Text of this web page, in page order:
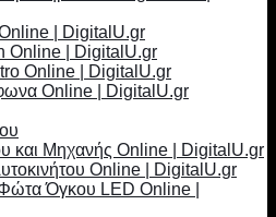
| DigitalU.gr
Online | DigitalU.gr
Online | DigitalU.gr
Online | DigitalU.gr
και Μηχανής Online | DigitalU.gr
Online | DigitalU.gr
Όγκου LED Online |